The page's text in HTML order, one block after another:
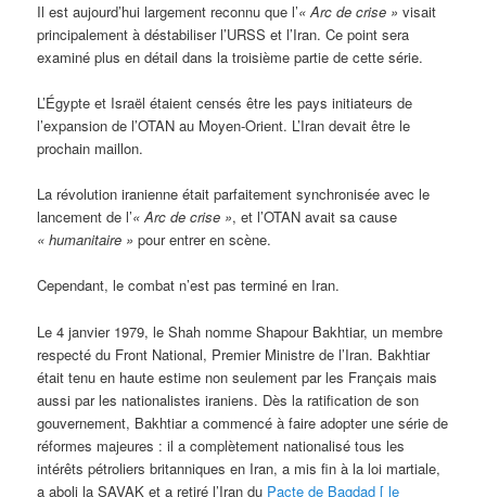
Il est aujourd’hui largement reconnu que l’« Arc de crise » visait
principalement à déstabiliser l’URSS et l’Iran. Ce point sera
examiné plus en détail dans la troisième partie de cette série.
L’Égypte et Israël étaient censés être les pays initiateurs de
l’expansion de l’OTAN au Moyen-Orient. L’Iran devait être le
prochain maillon.
La révolution iranienne était parfaitement synchronisée avec le
lancement de l’« Arc de crise », et l’OTAN avait sa cause
« humanitaire » pour entrer en scène.
Cependant, le combat n’est pas terminé en Iran.
Le 4 janvier 1979, le Shah nomme Shapour Bakhtiar, un membre
respecté du Front National, Premier Ministre de l’Iran. Bakhtiar
était tenu en haute estime non seulement par les Français mais
aussi par les nationalistes iraniens. Dès la ratification de son
gouvernement, Bakhtiar a commencé à faire adopter une série de
réformes majeures : il a complètement nationalisé tous les
intérêts pétroliers britanniques en Iran, a mis fin à la loi martiale,
a aboli la SAVAK et a retiré l’Iran du Pacte de Bagdad [ le